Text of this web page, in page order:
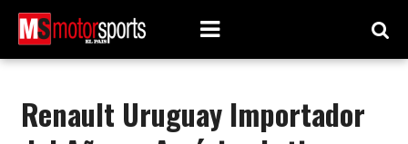
Renault Uruguay Importador